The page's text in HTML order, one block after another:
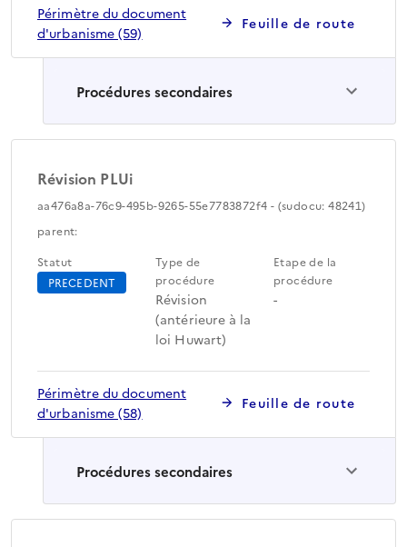
Périmètre du document
d'urbanisme (59)
Feuille de route
Procédures secondaires
Révision PLUi
aa476a8a-76c9-495b-9265-55e7783872f4 - (sudocu: 48241)
parent:
Statut
PRECEDENT
Type de
procédure
Révision
(antérieure à la
loi Huwart)
Etape de la
procédure
-
Périmètre du document
d'urbanisme (58)
Feuille de route
Procédures secondaires